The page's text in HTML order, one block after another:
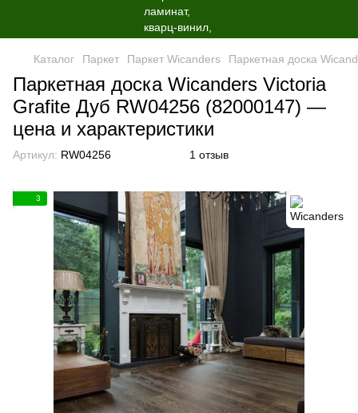
Каталог Паркет Паркет Wicanders Паркетная доска
Паркетная доска Wicanders Victoria
Grafite Дуб RW04256 (82000147) —
цена и характеристики
Артикул: RW04256 1 отзыв
3